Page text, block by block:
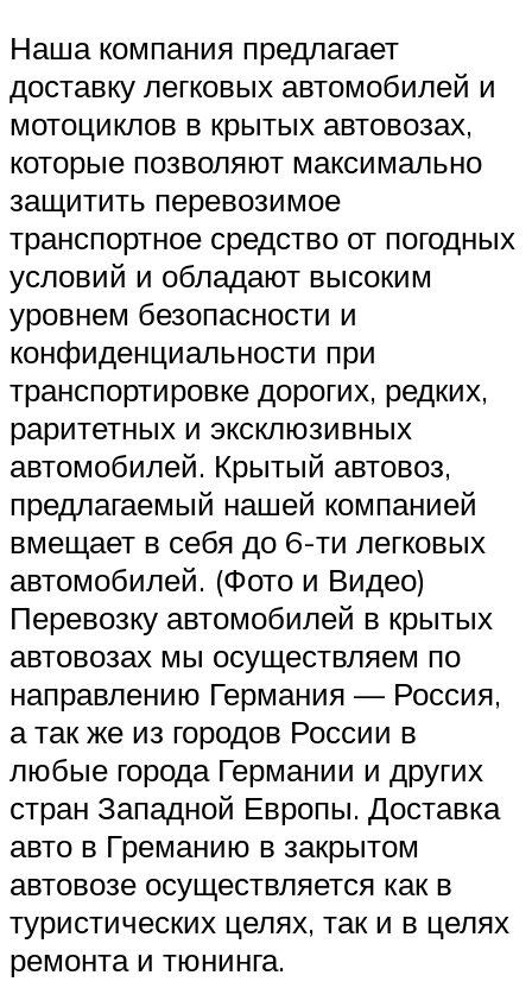
Наша компания предлагает
доставку легковых автомобилей и
мотоциклов в крытых автовозах,
которые позволяют максимально
защитить перевозимое
транспортное средство от погодных
условий и обладают высоким
уровнем безопасности и
конфиденциальности при
транспортировке дорогих, редких,
раритетных и эксклюзивных
автомобилей. Крытый автовоз,
предлагаемый нашей компанией
вмещает в себя до 6-ти легковых
автомобилей. (Фото и Видео)
Перевозку автомобилей в крытых
автовозах мы осуществляем по
направлению Германия — Россия,
а так же из городов России в
любые города Германии и других
стран Западной Европы. Доставка
авто в Греманию в закрытом
автовозе осуществляется как в
туристических целях, так и в целях
ремонта и тюнинга.